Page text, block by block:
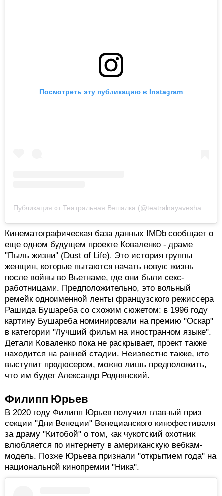
Продюсер - тоже Александр Роднянский. Картина
расскажет историю беременной 40-летней женщины.
Публикация от Театральная Вешалка (@teatralnayaveshalka)
Кинематографическая база данных IMDb сообщает о
еще одном будущем проекте Коваленко - драме
женщин, которые пытаются начать новую жизнь
после войны во Вьетнаме, где они были секс-
работницами. Предположительно, это вольный
ремейк одноименной ленты французского режиссера
Рашида Бушареба со схожим сюжетом: в 1996 году
картину Бушареба номинировали на премию "Оскар"
в категории "Лучший фильм на иностранном языке".
Детали Коваленко пока не раскрывает, проект также